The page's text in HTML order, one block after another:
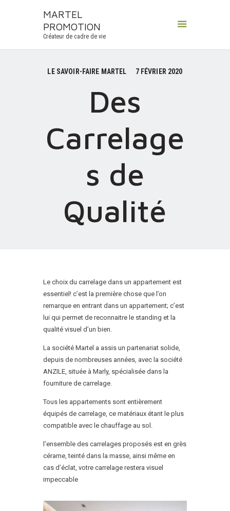
MARTEL
PROMOTION
Créateur de cadre de vie
LE SAVOIR-FAIRE MARTEL 7 FÉVRIER 2020
Des
Carrelage
s de
Qualité
MARTEL PROMOTION
ACCUEIL
SAVOIR-FAIRE
PROGRAMMES NEUFS
NOS RÉALISATIONS
CONTACT
Le choix du carrelage dans un appartement est
essentiel! c’est la première chose que l’on
remarque en entrant dans un appartement; c’est
lui qui permet de reconnaitre le standing et la
qualité visuel d’un bien.
La société Martel a assis un partenariat solide,
depuis de nombreuses années, avec la société
ANZILE, située à Marly, spécialisée dans la
fourniture de carrelage.
Tous les appartements sont entièrement
équipés de carrelage, ce matériaux étant le plus
compatible avec le chauffage au sol.
l’ensemble des carrelages proposés est en grès
cérame, teinté dans la masse, ainsi même en
cas d’éclat, votre carrelage restera visuel
impeccable